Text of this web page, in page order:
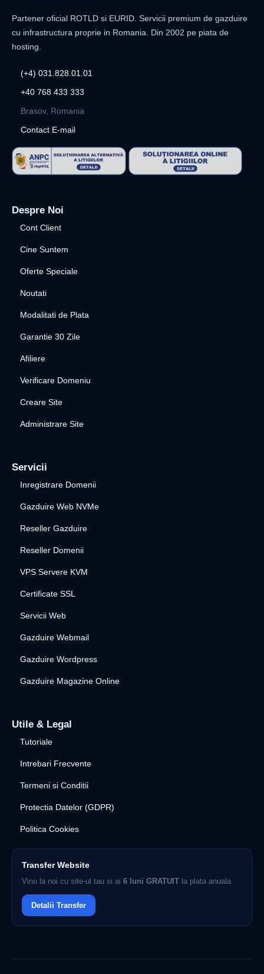
Partener oficial ROTLD si EURID. Servicii premium de gazduire
cu infrastructura proprie in Romania. Din 2002 pe piata de
hosting.
(+4) 031.828.01.01
+40 768 433 333
Brasov, Romania
Contact E-mail
Despre Noi
Cont Client
Cine Suntem
Oferte Speciale
Noutati
Modalitati de Plata
Garantie 30 Zile
Afiliere
Verificare Domeniu
Creare Site
Administrare Site
Servicii
Inregistrare Domenii
Gazduire Web NVMe
Reseller Gazduire
Reseller Domenii
VPS Servere KVM
Certificate SSL
Servicii Web
Gazduire Webmail
Gazduire Wordpress
Gazduire Magazine Online
Utile & Legal
Tutoriale
Intrebari Frecvente
Termeni si Conditii
Protectia Datelor (GDPR)
Politica Cookies
Transfer Website
Vino la noi cu site-ul tau si ai 6 luni GRATUIT la plata anuala.
Detalii Transfer